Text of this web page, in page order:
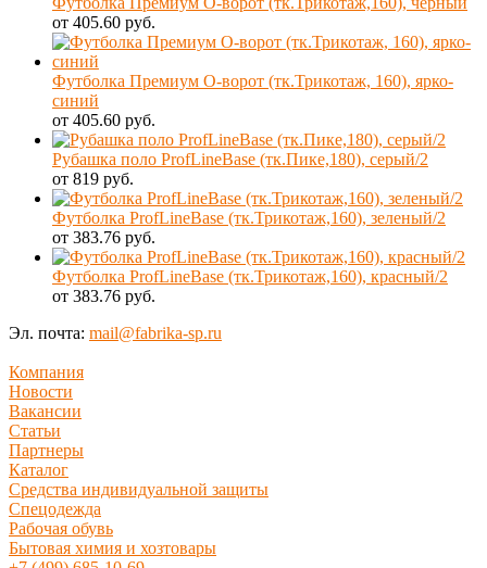
от 405.60 руб.
Футболка Премиум О-ворот (тк.Трикотаж, 160), ярко-
синий
от 405.60 руб.
Рубашка поло ProfLineBase (тк.Пике,180), серый/2
от 819 руб.
Футболка ProfLineBase (тк.Трикотаж,160), зеленый/2
от 383.76 руб.
Футболка ProfLineBase (тк.Трикотаж,160), красный/2
от 383.76 руб.
Эл. почта: mail@fabrika-sp.ru
Компания
Новости
Вакансии
Статьи
Партнеры
Каталог
Средства индивидуальной защиты
Спецодежда
Рабочая обувь
Бытовая химия и хозтовары